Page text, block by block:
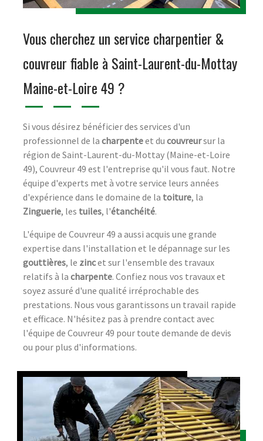
Vous cherchez un service charpentier &
couvreur fiable à Saint-Laurent-du-Mottay
Maine-et-Loire 49 ?
Si vous désirez bénéficier des services d'un
professionnel de la charpenteet du couvreursur la
région de Saint-Laurent-du-Mottay (Maine-et-Loire
49), Couvreur 49 est l'entreprise qu'il vous faut. Notre
équipe d'experts met à votre service leurs années
d'expérience dans le domaine de la toiture, la
Zinguerie, les tuiles, l'étanchéité.
L'équipe de Couvreur 49 a aussi acquis une grande
expertise dans l'installation et le dépannage sur les
gouttières, le zincet sur l'ensemble des travaux
relatifs à la charpente. Confiez nous vos travaux et
soyez assuré d'une qualité irréprochable des
prestations. Nous vous garantissons un travail rapide
et efficace. N'hésitez pas à prendre contact avec
l'équipe de Couvreur 49 pour toute demande de devis
ou pour plus d'informations.